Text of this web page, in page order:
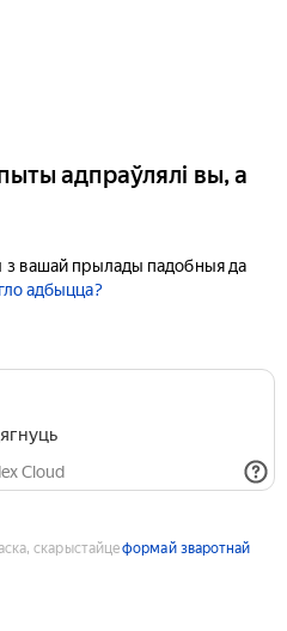
адпраўлялі вы, а
з вашай прылады падобныя да
адбыцца?
Cloud
скарыстайцеформай зваротнай